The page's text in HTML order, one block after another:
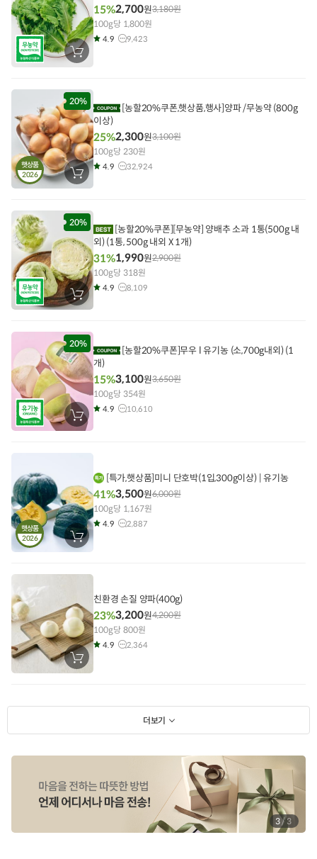
장
바
에
담
기
15%2,700원3,180원
100g당 1,800원
4.9 9,423
20%
햇상품
2026
장
바
에
담
기
[농할20%쿠폰,햇상품,행사]양파 /무농약 (800g
이상)
25%2,300원3,100원
100g당 230원
4.9 32,924
20%
장
바
에
담
기
외) (1통, 500g 내외 X 1개)
31%1,990원2,900원
100g당 318원
4.9 8,109
20%
장
바
에
[농할20%쿠폰]무우 l 유기농 (소,700g내외) (1
개)
15%3,100원3,650원
100g당 354원
4.9 10,610
햇상품
2026
장
바
에
[특가,햇상품]미니 단호박(1입,300g이상) | 유기농
41%3,500원6,000원
100g당 1,167원
4.9 2,887
장
바
담
친환경 손질 양파(400g)
23%3,200원4,200원
100g당 800원
4.9 2,364
더보기
1/3